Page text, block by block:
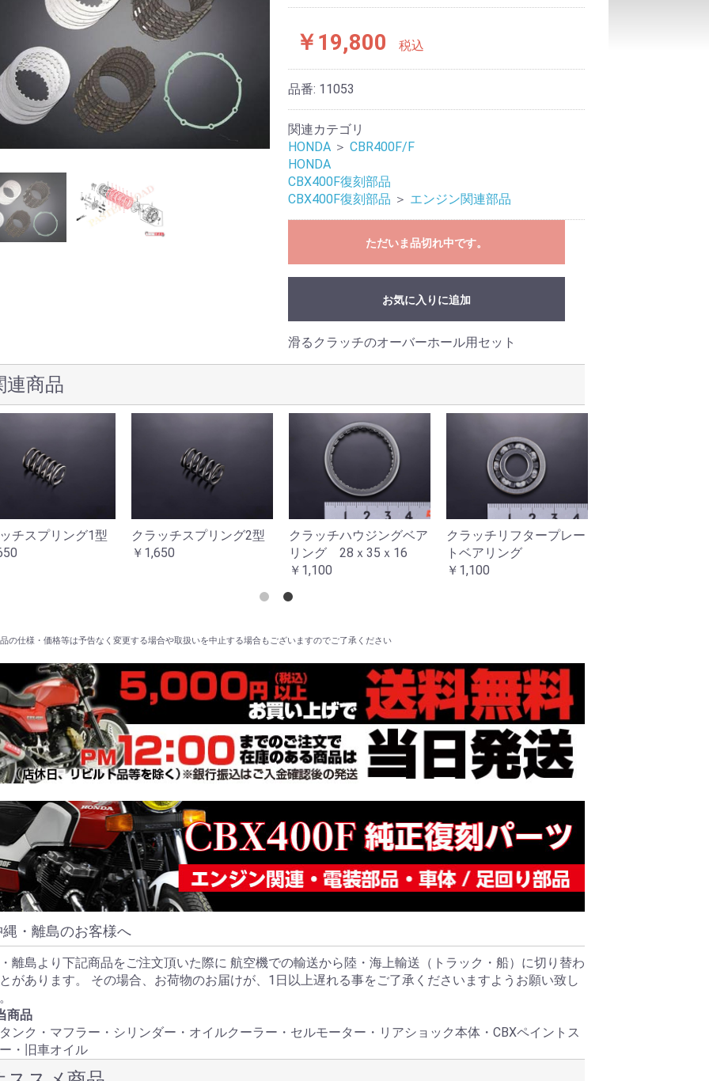
￥19,800 税込
品番: 11053
関連カテゴリ
HONDA ＞ CBR400F/F
HONDA
CBX400F復刻部品
CBX400F復刻部品 ＞ エンジン関連部品
ただいま品切れ中です。
お気に入りに追加
滑るクラッチのオーバーホール用セット
連商品
チスプリング1型
クラッチスプリング2型
￥1,650
クラッチハウジングベア
リング 28ｘ35ｘ16
￥1,100
クラッチリフタープレー
トベアリング
￥1,100
の仕様・価格等は予告なく変更する場合や取扱いを中止する場合もございますのでご了承ください
縄・離島のお客様へ
離島より下記商品をご注文頂いた際に 航空機での輸送から陸・海上輸送（トラック・船）に切り替わ
があります。 その場合、お荷物のお届けが、1日以上遅れる事をご了承くださいますようお願い致し
商品
ンク・マフラー・シリンダー・オイルクーラー・セルモーター・リアショック本体・CBXペイントス
・旧車オイル